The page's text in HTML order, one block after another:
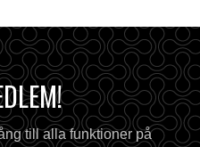
till alla funktioner på